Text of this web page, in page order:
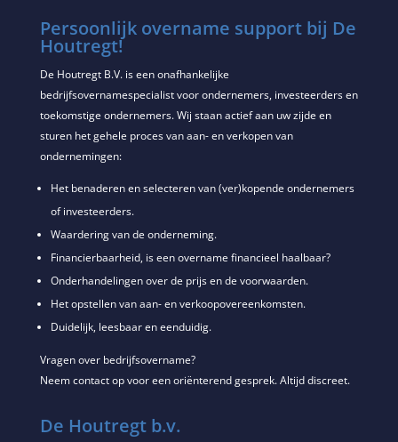
Persoonlijk overname support bij De
Houtregt!
De Houtregt B.V. is een onafhankelijke
bedrijfsovernamespecialist voor ondernemers, investeerders en
toekomstige ondernemers. Wij staan actief aan uw zijde en
sturen het gehele proces van aan- en verkopen van
ondernemingen:
Het benaderen en selecteren van (ver)kopende ondernemers
of investeerders.
Waardering van de onderneming.
Financierbaarheid, is een overname financieel haalbaar?
Onderhandelingen over de prijs en de voorwaarden.
Het opstellen van aan- en verkoopovereenkomsten.
Duidelijk, leesbaar en eenduidig.
Vragen over bedrijfsovername?
Neem contact op voor een oriënterend gesprek. Altijd discreet.
De Houtregt b.v.